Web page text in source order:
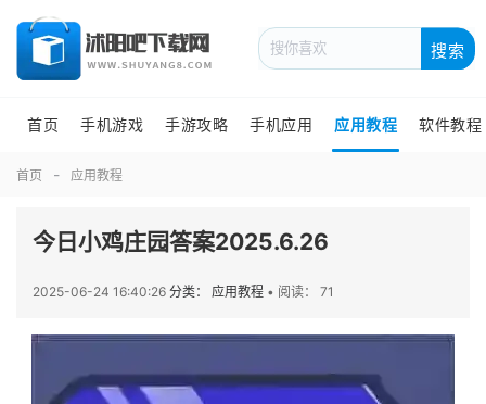
搜索
首页 手机游戏 手游攻略 手机应用 应用教程 软件教程
首页 应用教程
今日小鸡庄园答案2025.6.26
2025-06-24 16:40:26 分类： 应用教程 • 阅读： 71